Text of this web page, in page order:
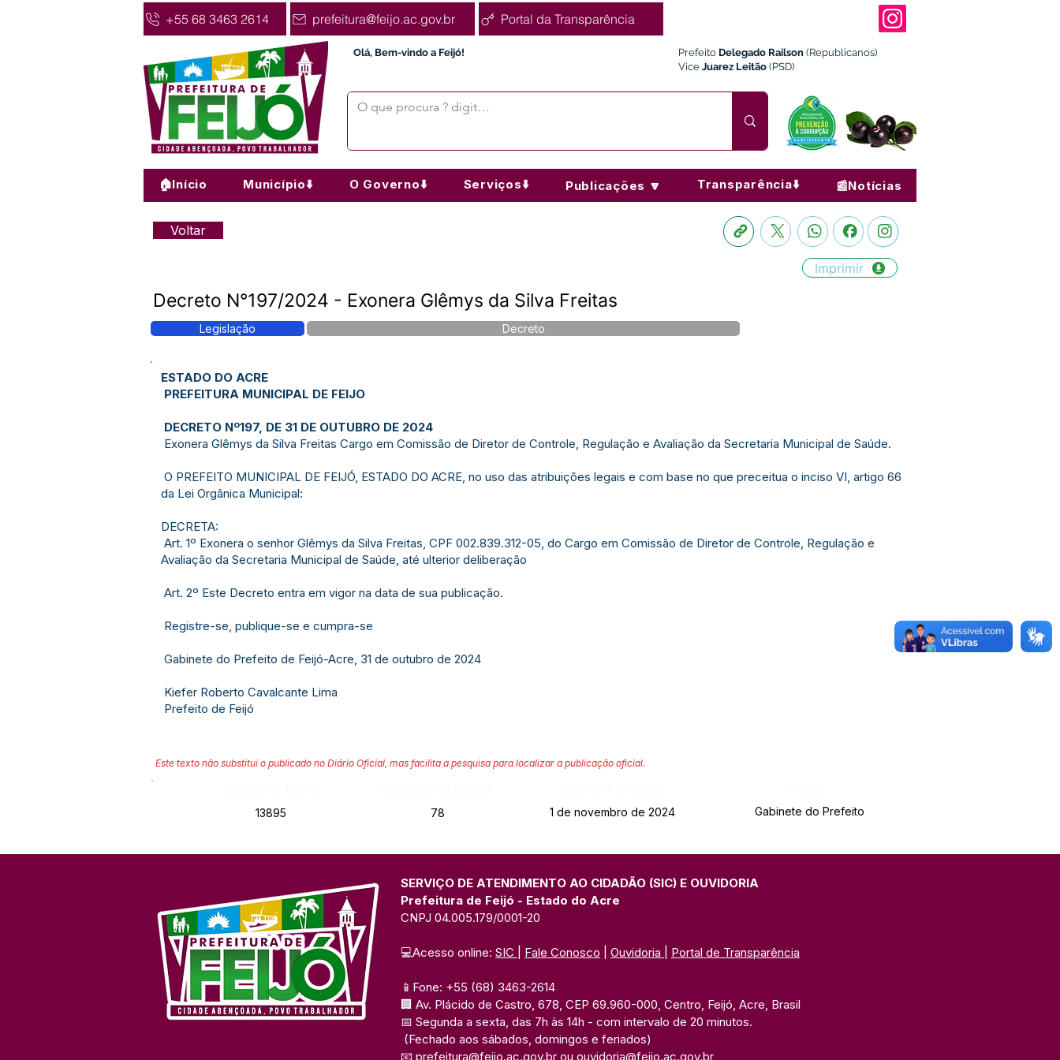
+55 68 3463 2614 prefeitura@feijo.ac.gov.br Portal da Transparência
Olá, Bem-vindo a Feijó! Prefeito Delegado Railson (Republicanos)
Vice Juarez Leitão (PSD)
🏠Início Município⬇️ O Governo⬇️ Serviços⬇️ Publicações 🔽 Transparência⬇️ 📰Notícias
Voltar
Imprimir
Decreto N°197/2024 - Exonera Glêmys da Silva Freitas
Legislação Decreto
ESTADO DO ACRE
PREFEITURA MUNICIPAL DE FEIJO
DECRETO Nº197, DE 31 DE OUTUBRO DE 2024
Exonera Glêmys da Silva Freitas Cargo em Comissão de Diretor de Controle, Regulação e Avaliação da Secretaria Municipal de Saúde.
O PREFEITO MUNICIPAL DE FEIJÓ, ESTADO DO ACRE, no uso das atribuições legais e com base no que preceitua o inciso VI, artigo 66
da Lei Orgânica Municipal:
DECRETA:
Art. 1º Exonera o senhor Glêmys da Silva Freitas, CPF 002.839.312-05, do Cargo em Comissão de Diretor de Controle, Regulação e
Avaliação da Secretaria Municipal de Saúde, até ulterior deliberação
Art. 2º Este Decreto entra em vigor na data de sua publicação.
Registre-se, publique-se e cumpra-se
Gabinete do Prefeito de Feijó-Acre, 31 de outubro de 2024
Kiefer Roberto Cavalcante Lima
Prefeito de Feijó
Este texto não substitui o publicado no Diário Oficial, mas facilita a pesquisa para localizar a publicação oficial.
13895
78 1 de novembro de 2024 Gabinete do Prefeito
SERVIÇO DE ATENDIMENTO AO CIDADÃO (SIC) E OUVIDORIA
Prefeitura de Feijó - Estado do Acre
CNPJ 04.005.179/0001-20
💻Acesso online: SIC Fale Conosco Ouvidoria Portal de Transparência
📱Fone: +55 (68) 3463-2614
🏢 Av. Plácido de Castro, 678, CEP 69.960-000, Centro, Feijó, Acre, Brasil
📅 Segunda a sexta, das 7h às 14h - com intervalo de 20 minutos.
(Fechado aos sábados, domingos e feriados)
📧 prefeitura@feijo.ac.gov.br ou ouvidoria@feijo.ac.gov.br